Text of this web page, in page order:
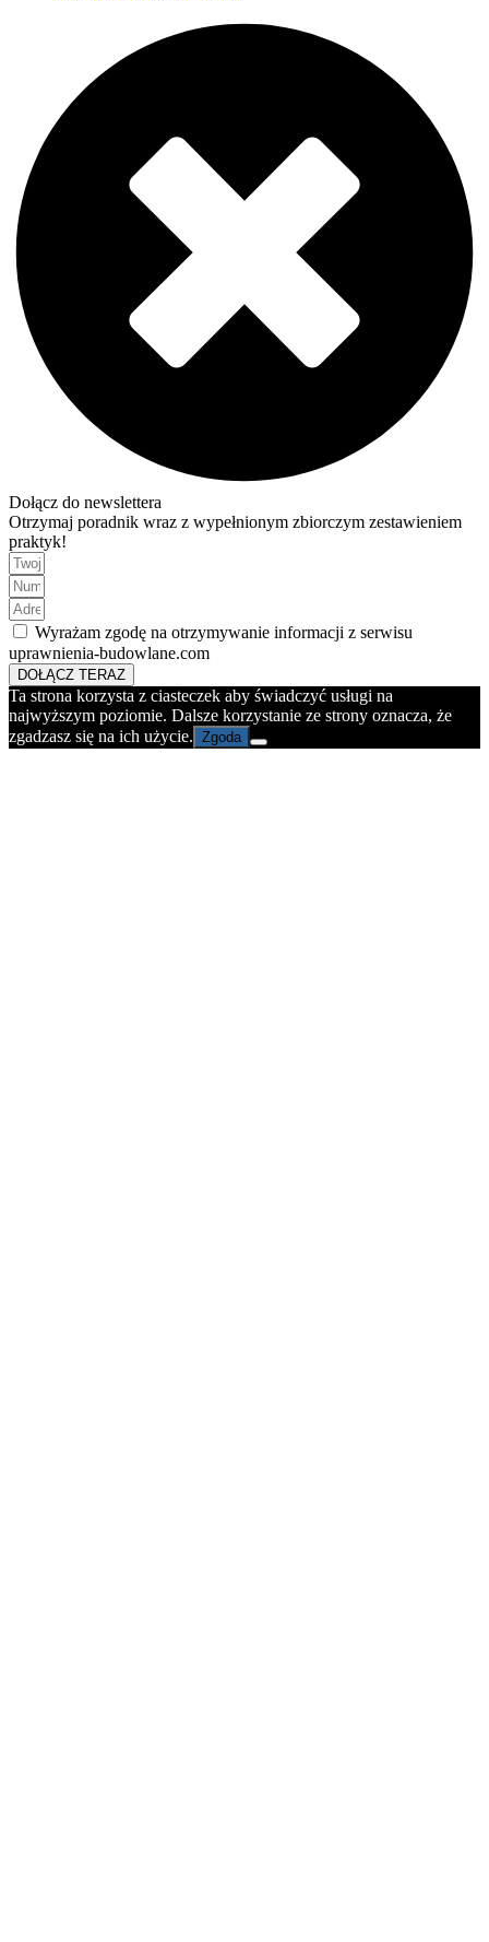
Dołącz do newslettera
Otrzymaj poradnik wraz z wypełnionym zbiorczym zestawieniem
praktyk!
Wyrażam zgodę na otrzymywanie informacji z serwisu
uprawnienia-budowlane.com
DOŁĄCZ TERAZ
Ta strona korzysta z ciasteczek aby świadczyć usługi na
najwyższym poziomie. Dalsze korzystanie ze strony oznacza, że
zgadzasz się na ich użycie. Zgoda